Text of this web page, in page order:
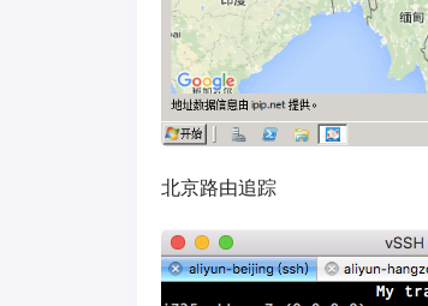
北京路由追踪